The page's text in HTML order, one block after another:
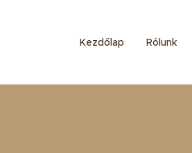
Kezdőlap Rólunk